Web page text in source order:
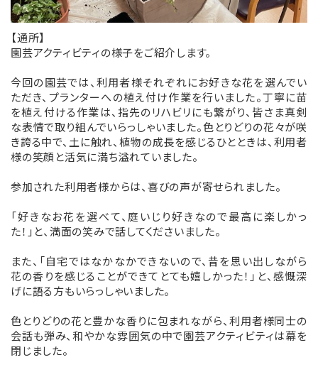
【通所】
園芸アクティビティの様子をご紹介します。
今回の園芸では、利用者様それぞれにお好きな花を選んでい
ただき、プランターへの植え付け作業を行いました。丁寧に苗
を植え付ける作業は、指先のリハビリにも繋がり、皆さま真剣
な表情で取り組んでいらっしゃいました。色とりどりの花々が咲
き誇る中で、土に触れ、植物の成長を感じるひとときは、利用者
様の笑顔と活気に満ち溢れていました。
参加された利用者様からは、喜びの声が寄せられました。
「好きなお花を選べて、庭いじり好きなので最高に楽しかっ
た！」と、満面の笑みで話してくださいました。
また、「自宅ではなかなかできないので、昔を思い出しながら
花の香りを感じることができてとても嬉しかった！」と、感慨深
げに語る方もいらっしゃいました。
色とりどりの花と豊かな香りに包まれながら、利用者様同士の
会話も弾み、和やかな雰囲気の中で園芸アクティビティは幕を
閉じました。